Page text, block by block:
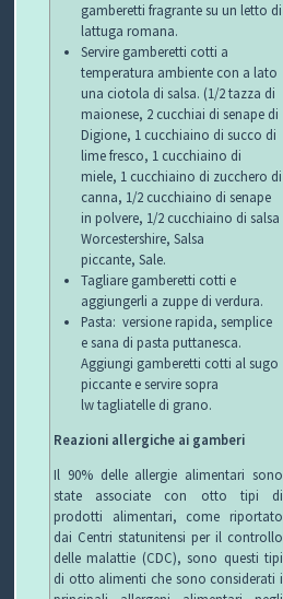
gamberetti fragrante su un letto di
lattuga romana.
Servire gamberetti cotti a
temperatura ambiente con a lato
una ciotola di salsa. (1/2 tazza di
maionese, 2 cucchiai di senape di
Digione, 1 cucchiaino di succo di
lime fresco, 1 cucchiaino di
miele, 1 cucchiaino di zucchero di
canna, 1/2 cucchiaino di senape
in polvere, 1/2 cucchiaino di salsa
Worcestershire, Salsa
piccante, Sale.
Tagliare gamberetti cotti e
aggiungerli a zuppe di verdura.
Pasta: versione rapida, semplice
e sana di pasta puttanesca.
Aggiungi gamberetti cotti al sugo
piccante e servire sopra
lw tagliatelle di grano.
Reazioni allergiche ai gamberi
Il 90% delle allergie alimentari sono
state associate con otto tipi di
prodotti alimentari, come riportato
dai Centri statunitensi per il controllo
delle malattie (CDC), sono questi tipi
di otto alimenti che sono considerati i